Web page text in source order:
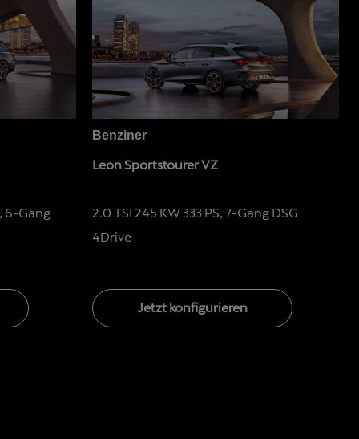
6-Gang
Benziner
Leon Sportstourer VZ
2.0 TSI 245 KW 333 PS, 7-Gang DSG
4Drive
Jetzt konfigurieren